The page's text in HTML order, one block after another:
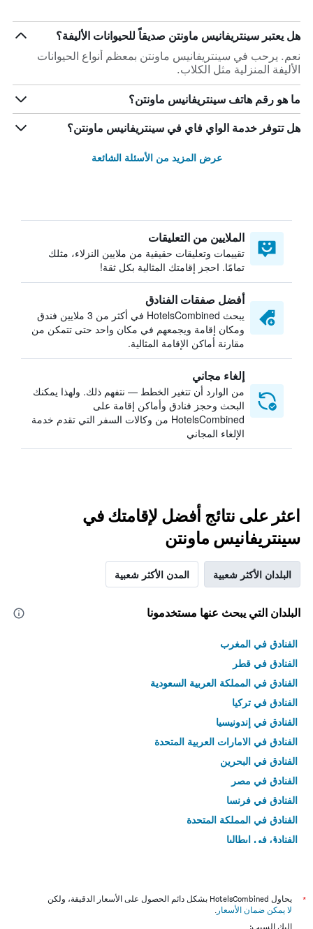
هل يعتبر سينتريفانيس ماونتن صديقاً للحيوانات الأليفة؟
نعم. يرحب في سينتريفانيس ماونتن بمعظم أنواع الحيوانات
الأليفة المنزلية مثل الكلاب.
ما هو رقم هاتف سينتريفانيس ماونتن؟
هل تتوفر خدمة الواي فاي في سينتريفانيس ماونتن؟
عرض المزيد من الأسئلة الشائعة
الملايين من التعليقات
تقييمات وتعليقات حقيقية من ملايين النزلاء، مثلك
تمامًا. احجز إقامتك المثالية بكل ثقة!
أفضل صفقات الفنادق
يبحث HotelsCombined في أكثر من 3 ملايين فندق
ومكان إقامة ويجمعهم في مكان واحد حتى تتمكن من
مقارنة أماكن الإقامة المثالية.
إلغاء مجاني
من الوارد أن تتغير الخطط — نتفهم ذلك. ولهذا يمكنك
البحث وحجز فنادق وأماكن إقامة على
HotelsCombined من وكالات السفر التي تقدم خدمة
الإلغاء المجاني
اعثر على نتائج أفضل لإقامتك في
سينتريفانيس ماونتن
البلدان الأكثر شعبية المدن الأكثر شعبية
البلدان التي يبحث عنها مستخدمونا
الفنادق في المغرب
الفنادق في قطر
الفنادق في المملكة العربية السعودية
الفنادق في تركيا
الفنادق في إندونيسيا
الفنادق في الامارات العربية المتحدة
الفنادق في البحرين
الفنادق في مصر
الفنادق في فرنسا
الفنادق في المملكة المتحدة
الفنادق في إيطاليا
*
يحاول HotelsCombined بشكل دائم الحصول على الأسعار الدقيقة، ولكن
لا يمكن ضمان الأسعار .
إليك السبب: